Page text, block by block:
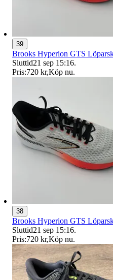
39
Brooks Hyperion GTS
Sluttid21 sep 15:16.
Pris:720 kr,Köp nu.
38
Brooks Hyperion GTS
Sluttid21 sep 15:16.
Pris:720 kr,Köp nu.